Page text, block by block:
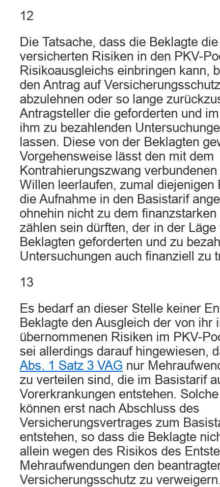
12
Die Tatsache, dass die Beklagte
versicherten Risiken in den PKV-
Risikoausgleichs einbringen kann,
den Antrag auf
abzulehnen oder so lange
Antragsteller die geforderten und
ihm zu bezahlenden
lassen. Diese von der Beklagten
Vorgehensweise lässt den mit dem
Kontrahierungszwang
Willen leerlaufen, zumal diejenigen
die Aufnahme in den Basistarif
ohnehin nicht zu dem
zählen sein dürften, der in der
Beklagten geforderten und zu
Untersuchungen auch finanziell zu
13
Es bedarf an dieser Stelle keiner
Beklagte den Ausgleich der von ihr
übernommenen Risiken im PKV-
sei allerdings darauf hingewiesen,
Abs. 1 Satz 3 VAG nur
zu verteilen sind, die im Basistarif
Vorerkrankungen entstehen.
können erst nach Abschluss des
Versicherungsvertrages zum
entstehen, so dass die Beklagte
allein wegen des Risikos des
Mehraufwendungen den
Versicherungsschutz zu